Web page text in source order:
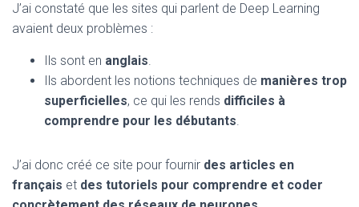
J’ai constaté que les sites qui parlent de Deep Learning
avaient deux problèmes :
Ils sont en anglais.
Ils abordent les notions techniques de manières trop
superficielles, ce qui les rends difficiles à
comprendre pour les débutants.
J’ai donc créé ce site pour fournir des articles en
français et des tutoriels pour comprendre et coder